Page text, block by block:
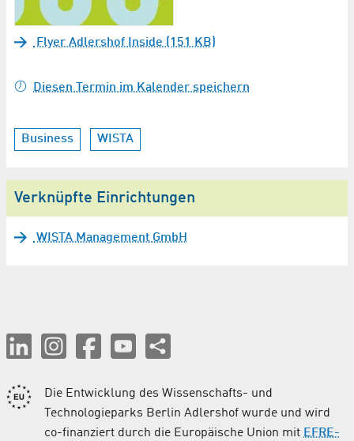
Flyer Adlershof Inside (151 KB)
Diesen Termin im Kalender speichern
Business WISTA
Verknüpfte Einrichtungen
WISTA Management GmbH
Die Entwicklung des Wissenschafts- und
Technologieparks Berlin Adlershof wurde und wird
co-finanziert durch die Europäische Union mit EFRE-